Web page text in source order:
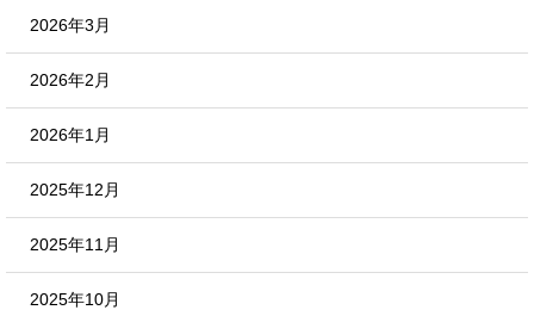
2026年3月
2026年2月
2026年1月
2025年12月
2025年11月
2025年10月